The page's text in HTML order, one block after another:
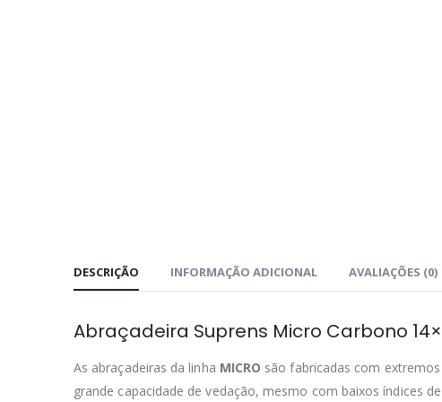
DESCRIÇÃO INFORMAÇÃO ADICIONAL AVALIAÇÕES (0)
Abraçadeira Suprens Micro Carbono
As abraçadeiras da linha MICRO são fabricadas com
grande capacidade de vedação, mesmo com baixos índices